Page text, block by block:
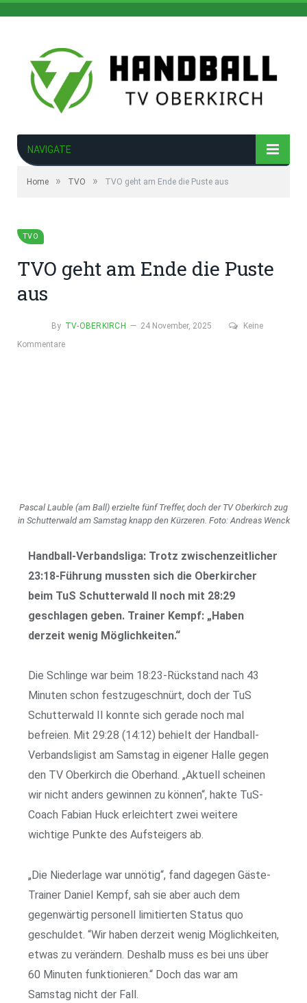
NAVIGATE
Home » TVO » TVO geht am Ende die Puste aus
TVO
TVO geht am Ende die Puste
aus
By TV-OBERKIRCH 24 November, 2025
Keine
Kommentare
Pascal Lauble (am Ball) erzielte fünf Treffer, doch der TV Oberkirch zug
in Schutterwald am Samstag knapp den Kürzeren. Foto: Andreas Wenck
Handball-Verbandsliga: Trotz zwischenzeitlicher
23:18-Führung mussten sich die Oberkircher
beim TuS Schutterwald II noch mit 28:29
geschlagen geben. Trainer Kempf: „Haben
derzeit wenig Möglichkeiten.“
Die Schlinge war beim 18:23-Rückstand nach 43
Minuten schon festzugeschnürt, doch der TuS
Schutterwald II konnte sich gerade noch mal
befreien. Mit 29:28 (14:12) behielt der Handball-
Verbandsligist am Samstag in eigener Halle gegen
den TV Oberkirch die Oberhand. „Aktuell scheinen
wir nicht anders gewinnen zu können“, hakte TuS-
Coach Fabian Huck erleichtert zwei weitere
wichtige Punkte des Aufsteigers ab.
„Die Niederlage war unnötig“, fand dagegen Gäste-
Trainer Daniel Kempf, sah sie aber auch dem
gegenwärtig personell limitierten Status quo
geschuldet. “Wir haben derzeit wenig Möglichkeiten,
etwas zu verändern. Deshalb muss es bei uns über
60 Minuten funktionieren.“ Doch das war am
Samstag nicht der Fall.